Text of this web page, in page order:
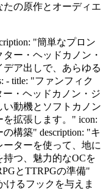
たの原作とオーディエ
"簡単なプロン
ー・ヘッドカノン・
ア出しで、あらゆる
- title: "ファンフィク
ー・ヘッドカノン・ジ
い動機とソフトカノン
拡張します。" icon:
構築" description: "キ
ターを使って、地に
つ、魅力的なOCを
とTTRPGの準備"
けるフックを与えま